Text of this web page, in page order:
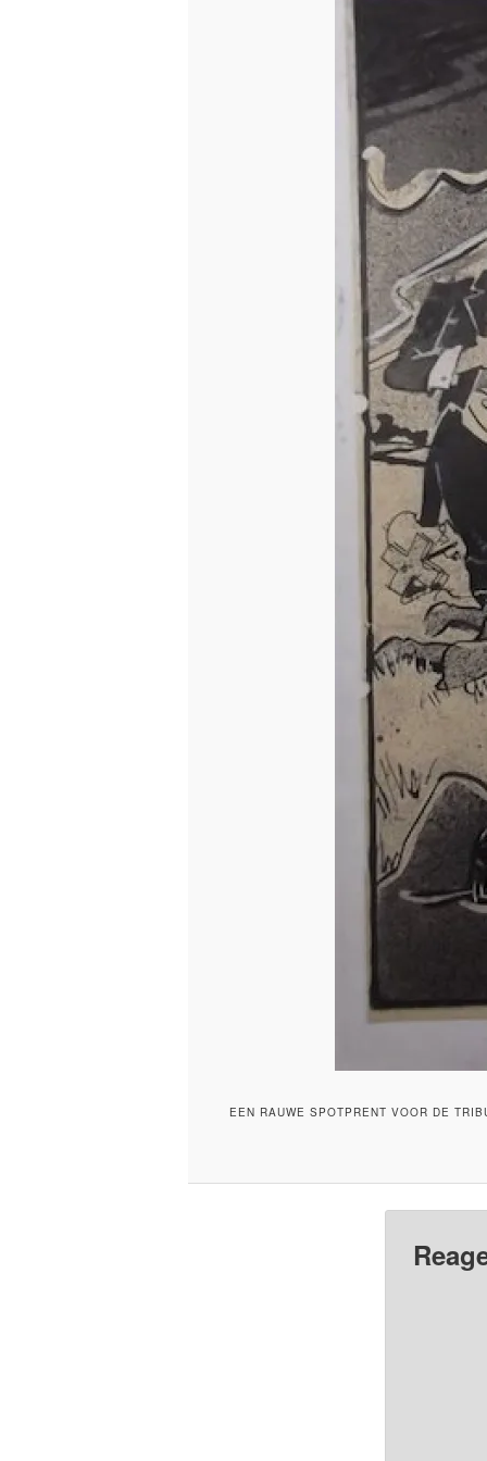
EEN RAUWE SPOTPRENT VOOR DE